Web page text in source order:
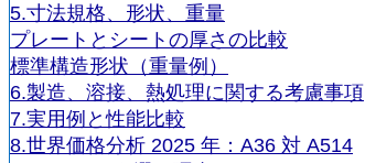
5.寸法規格、形状、重量
プレートとシートの厚さの比較
標準構造形状（重量例）
6.製造、溶接、熱処理に関する考慮事項
7.実用例と性能比較
8.世界価格分析 2025 年：A36 対 A514